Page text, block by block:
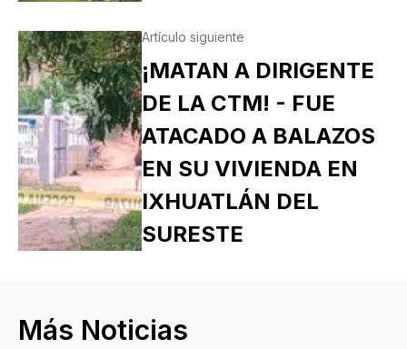
Artículo siguiente
¡MATAN A DIRIGENTE
DE LA CTM! - FUE
ATACADO A BALAZOS
EN SU VIVIENDA EN
IXHUATLÁN DEL
SURESTE
Más Noticias